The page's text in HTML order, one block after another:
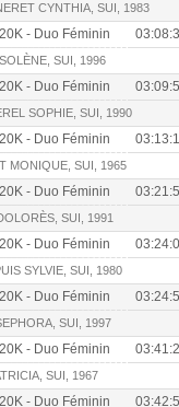
CYNTHIA, SUI, 1983
20K - Duo Féminin
SUI, 1996
20K - Duo Féminin
SOPHIE, SUI, 1990
20K - Duo Féminin
MONIQUE, SUI, 1965
20K - Duo Féminin
SUI, 1991
20K - Duo Féminin
SYLVIE, SUI, 1980
20K - Duo Féminin
SUI, 1997
20K - Duo Féminin
SUI, 1967
20K - Duo Féminin